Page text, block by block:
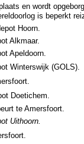
en wordt
is beperkt
Hoorn.
Alkmaar.
Apeldoorn.
Winterswijk (GOLS).
Doetichem.
te Amersfoort.
Uithoorn.